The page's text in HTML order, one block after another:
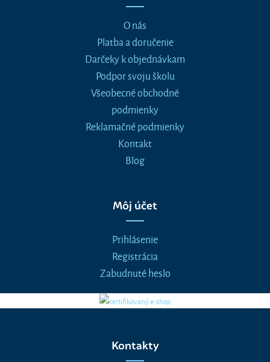
O nás
Platba a doručenie
Darčeky k objednávkam
Podpor svoju školu
Všeobecné obchodné
podmienky
Reklamačné podmienky
Kontakt
Blog
Môj účet
Prihlásenie
Registrácia
Zabudnuté heslo
Kontakty